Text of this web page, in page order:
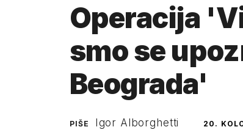
Operacija
smo se
Beograda'
PIŠE Igor Alborghetti 20.